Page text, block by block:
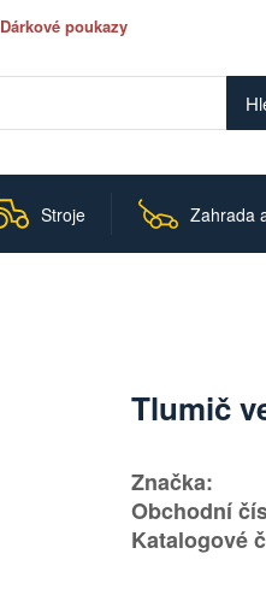
Dárkové poukazy
Stroje Zahrada
Tlumič
Značka:
Obchodní
Katalogové